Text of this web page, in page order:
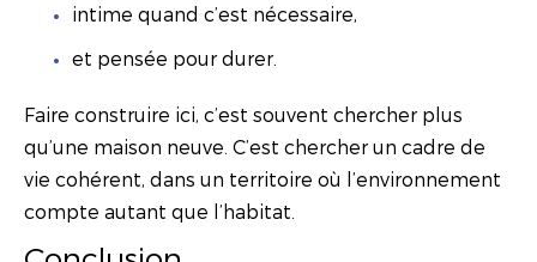
intime quand c’est nécessaire,
et pensée pour durer.
Faire construire ici, c’est souvent chercher plus
qu’une maison neuve. C’est chercher un cadre de
vie cohérent, dans un territoire où l’environnement
compte autant que l’habitat.